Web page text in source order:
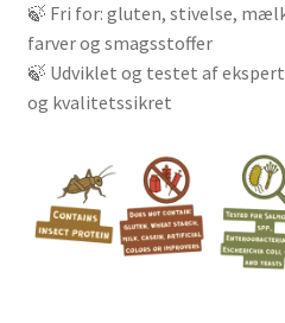
🍃 Fri for: gluten, stivelse,
farver og smagsstoffer
🍃 Udviklet og testet af
og kvalitetssikret